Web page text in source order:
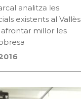
analitza les
existents al Vallès
millor les